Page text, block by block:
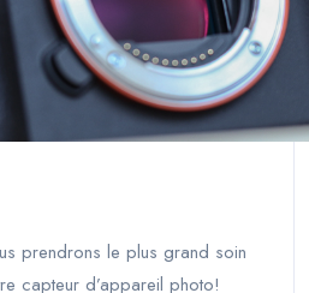
prendrons le plus grand soin
capteur d’appareil photo!